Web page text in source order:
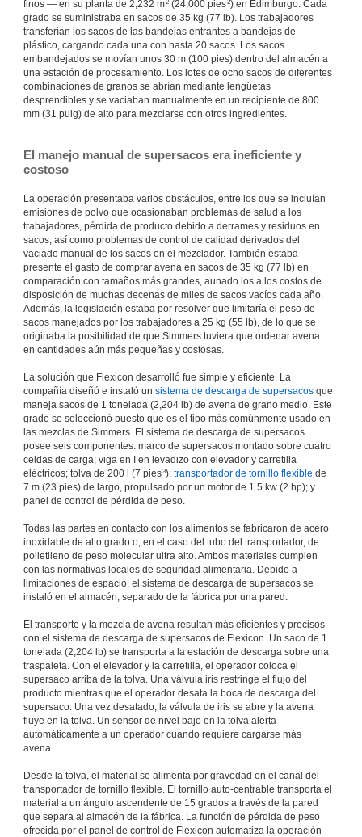
finos — en su planta de 2,232 m2 (24,000 pies2) en Edimburgo. Cada
grado se suministraba en sacos de 35 kg (77 lb). Los trabajadores
transferían los sacos de las bandejas entrantes a bandejas de
plástico, cargando cada una con hasta 20 sacos. Los sacos
embandejados se movían unos 30 m (100 pies) dentro del almacén a
una estación de procesamiento. Los lotes de ocho sacos de diferentes
combinaciones de granos se abrían mediante lengüetas
desprendibles y se vaciaban manualmente en un recipiente de 800
mm (31 pulg) de alto para mezclarse con otros ingredientes.
El manejo manual de supersacos era ineficiente y
costoso
La operación presentaba varios obstáculos, entre los que se incluían
emisiones de polvo que ocasionaban problemas de salud a los
trabajadores, pérdida de producto debido a derrames y residuos en
sacos, así como problemas de control de calidad derivados del
vaciado manual de los sacos en el mezclador. También estaba
presente el gasto de comprar avena en sacos de 35 kg (77 lb) en
comparación con tamaños más grandes, aunado los a los costos de
disposición de muchas decenas de miles de sacos vacíos cada año.
Además, la legislación estaba por resolver que limitaría el peso de
sacos manejados por los trabajadores a 25 kg (55 lb), de lo que se
originaba la posibilidad de que Simmers tuviera que ordenar avena
en cantidades aún más pequeñas y costosas.
La solución que Flexicon desarrolló fue simple y eficiente. La
compañía diseñó e instaló un sistema de descarga de supersacos que
maneja sacos de 1 tonelada (2,204 lb) de avena de grano medio. Este
grado se seleccionó puesto que es el tipo más comúnmente usado en
las mezclas de Simmers. El sistema de descarga de supersacos
posee seis componentes: marco de supersacos montado sobre cuatro
celdas de carga; viga en I en levadizo con elevador y carretilla
eléctricos; tolva de 200 l (7 pies3); transportador de tornillo flexible de
7 m (23 pies) de largo, propulsado por un motor de 1.5 kw (2 hp); y
panel de control de pérdida de peso.
Todas las partes en contacto con los alimentos se fabricaron de acero
inoxidable de alto grado o, en el caso del tubo del transportador, de
polietileno de peso molecular ultra alto. Ambos materiales cumplen
con las normativas locales de seguridad alimentaria. Debido a
limitaciones de espacio, el sistema de descarga de supersacos se
instaló en el almacén, separado de la fábrica por una pared.
El transporte y la mezcla de avena resultan más eficientes y precisos
con el sistema de descarga de supersacos de Flexicon. Un saco de 1
tonelada (2,204 lb) se transporta a la estación de descarga sobre una
traspaleta. Con el elevador y la carretilla, el operador coloca el
supersaco arriba de la tolva. Una válvula iris restringe el flujo del
producto mientras que el operador desata la boca de descarga del
supersaco. Una vez desatado, la válvula de iris se abre y la avena
fluye en la tolva. Un sensor de nivel bajo en la tolva alerta
automáticamente a un operador cuando requiere cargarse más
avena.
Desde la tolva, el material se alimenta por gravedad en el canal del
transportador de tornillo flexible. El tornillo auto-centrable transporta el
material a un ángulo ascendente de 15 grados a través de la pared
que separa al almacén de la fábrica. La función de pérdida de peso
ofrecida por el panel de control de Flexicon automatiza la operación